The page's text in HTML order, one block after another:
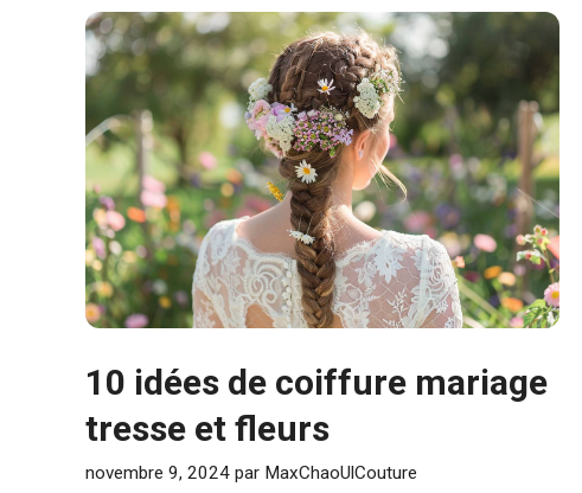
10 idées de coiffure mariage
tresse et fleurs
novembre 9, 2024 par MaxChaoUlCouture